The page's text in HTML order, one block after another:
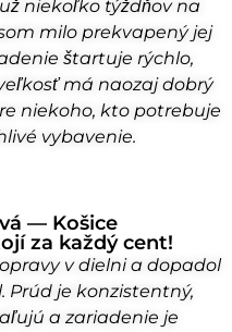
niekoľko týždňov na
milo prekvapený jej
štartuje rýchlo,
má naozaj dobrý
niekoho, kto potrebuje
vybavenie.
— Košice
za každý cent!
v dielni a dopadol
Prúd je konzistentný,
a zariadenie je